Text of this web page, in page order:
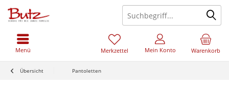
Warenkorb
Merkzettel Mein Konto
Menü
Übersicht Pantoletten